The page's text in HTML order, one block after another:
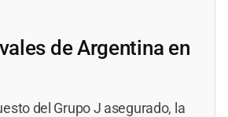
de Argentina en
del Grupo J asegurado, la